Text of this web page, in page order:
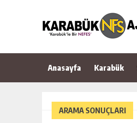
Anasayfa Karabük
ARAMA SONUÇLARI